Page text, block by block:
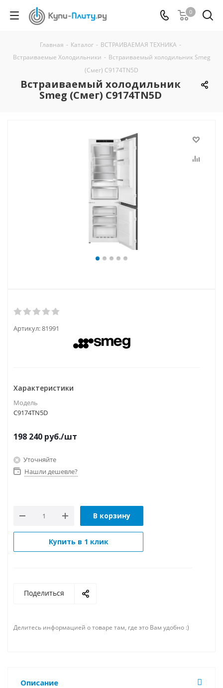
0
Главная - Каталог - ВСТРАИВАЕМАЯ ТЕХНИКА -
Встраиваемые Холодильники - Встраиваемый холодильник Smeg
(Смег) C9174TN5D
Встраиваемый холодильник
Smeg (Смег) C9174TN5D
Артикул:81991
Характеристики
Модель
C9174TN5D
198 240 руб./шт
Уточняйте
Нашли дешевле?
В корзину
Купить в 1 клик
Поделиться
Делитесь информацией о товаре там, где это Вам удобно :)
Описание